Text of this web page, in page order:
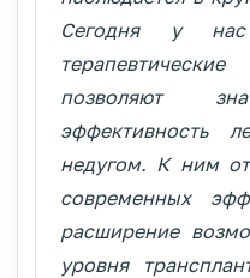
Сегодня у нас
позволяют
эффективность
недугом. К ним
современных
расширение
уровня